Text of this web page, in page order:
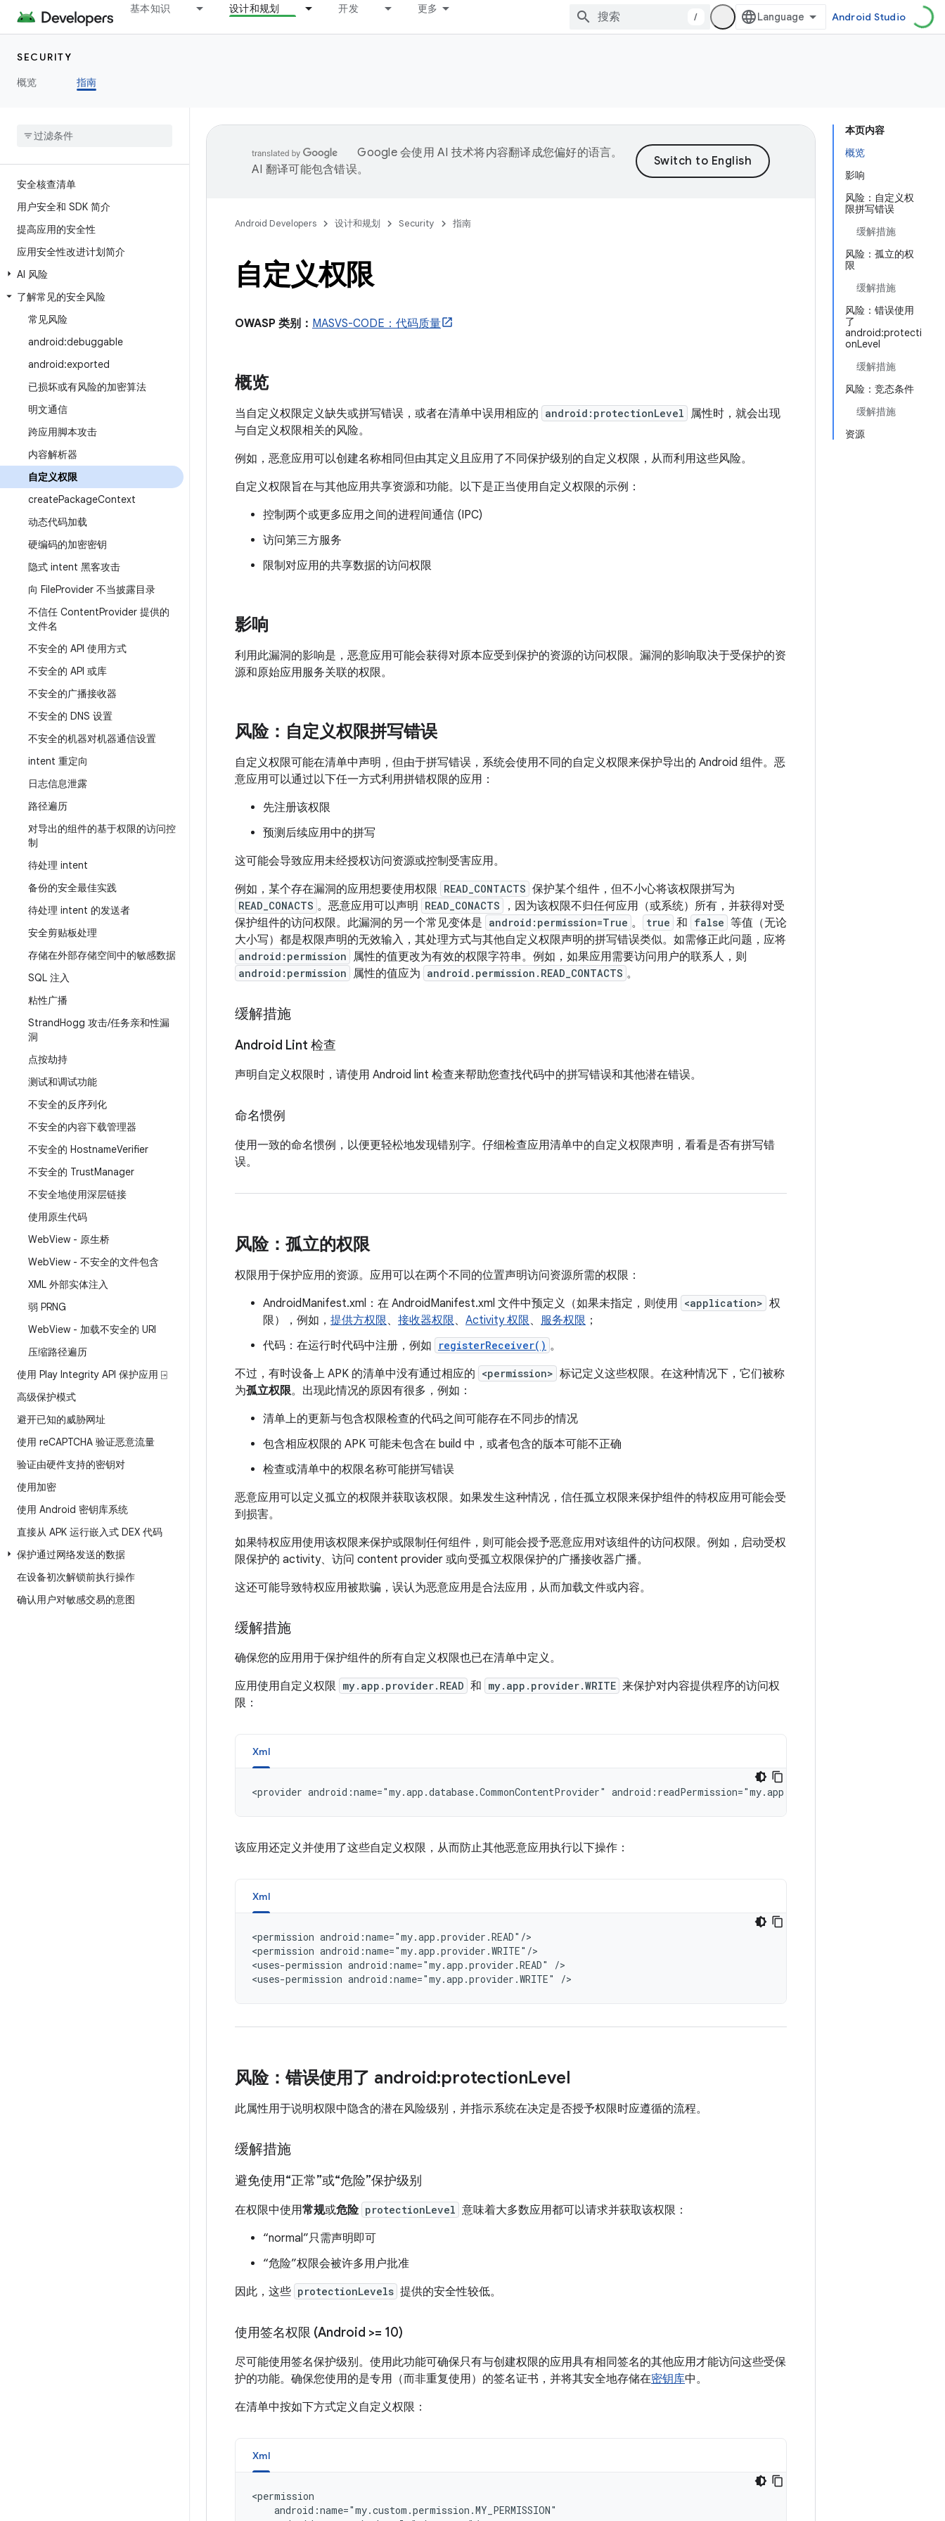
基本知识 设计和规划 开发 更多
/ Android Studio
SECURITY
概览
指南
安全核查清单
用户安全和 SDK 简介
提高应用的安全性
应用安全性改进计划简介
AI 风险
了解常见的安全风险
常见风险
android:debuggable
android:exported
已损坏或有风险的加密算法
明文通信
跨应用脚本攻击
内容解析器
自定义权限
createPackageContext
动态代码加载
硬编码的加密密钥
隐式 intent 黑客攻击
向 FileProvider 不当披露目录
不信任 ContentProvider 提供的
文件名
不安全的 API 使用方式
不安全的 API 或库
不安全的广播接收器
不安全的 DNS 设置
不安全的机器对机器通信设置
intent 重定向
日志信息泄露
路径遍历
对导出的组件的基于权限的访问控
制
待处理 intent
备份的安全最佳实践
待处理 intent 的发送者
安全剪贴板处理
存储在外部存储空间中的敏感数据
SQL 注入
粘性广播
StrandHogg 攻击/任务亲和性漏
洞
点按劫持
测试和调试功能
不安全的反序列化
不安全的内容下载管理器
不安全的 HostnameVerifier
不安全的 TrustManager
不安全地使用深层链接
使用原生代码
WebView - 原生桥
WebView - 不安全的文件包含
XML 外部实体注入
弱 PRNG
WebView - 加载不安全的 URI
压缩路径遍历
使用 Play Integrity API 保护应用 ⍈
高级保护模式
避开已知的威胁网址
使用 reCAPTCHA 验证恶意流量
验证由硬件支持的密钥对
使用加密
使用 Android 密钥库系统
直接从 APK 运行嵌入式 DEX 代码
保护通过网络发送的数据
在设备初次解锁前执行操作
确认用户对敏感交易的意图
本页内容
概览
影响
风险：自定义权
限拼写错误
缓解措施
风险：孤立的权
限
缓解措施
风险：错误使用
了
android:protecti
onLevel
缓解措施
风险：竞态条件
缓解措施
资源
Google 会使用 AI 技术将内容翻译成您偏好的语言。
AI 翻译可能包含错误。
Android Developers 设计和规划 Security 指南
自定义权限
OWASP 类别： MASVS-CODE：代码质量
概览
当自定义权限定义缺失或拼写错误，或者在清单中误用相应的 android:protectionLevel 属性时，就会出现
与自定义权限相关的风险。
例如，恶意应用可以创建名称相同但由其定义且应用了不同保护级别的自定义权限，从而利用这些风险。
自定义权限旨在与其他应用共享资源和功能。以下是正当使用自定义权限的示例：
控制两个或更多应用之间的进程间通信 (IPC)
访问第三方服务
限制对应用的共享数据的访问权限
影响
利用此漏洞的影响是，恶意应用可能会获得对原本应受到保护的资源的访问权限。漏洞的影响取决于受保护的资
源和原始应用服务关联的权限。
风险：自定义权限拼写错误
自定义权限可能在清单中声明，但由于拼写错误，系统会使用不同的自定义权限来保护导出的 Android 组件。恶
意应用可以通过以下任一方式利用拼错权限的应用：
先注册该权限
预测后续应用中的拼写
这可能会导致应用未经授权访问资源或控制受害应用。
例如，某个存在漏洞的应用想要使用权限 READ_CONTACTS 保护某个组件，但不小心将该权限拼写为
READ_CONACTS 。恶意应用可以声明 READ_CONACTS
，因为该权限不归任何应用（或系统）所有，并获得对受
保护组件的访问权限。此漏洞的另一个常见变体是 android:permission=True 。 true 和 false 等值（无论
大小写）都是权限声明的无效输入，其处理方式与其他自定义权限声明的拼写错误类似。如需修正此问题，应将
android:permission 属性的值更改为有效的权限字符串。例如，如果应用需要访问用户的联系人，则
android:permission 属性的值应为 android.permission.READ_CONTACTS 。
缓解措施
Android Lint 检查
声明自定义权限时，请使用 Android lint 检查来帮助您查找代码中的拼写错误和其他潜在错误。
命名惯例
使用一致的命名惯例，以便更轻松地发现错别字。仔细检查应用清单中的自定义权限声明，看看是否有拼写错
误。
风险：孤立的权限
权限用于保护应用的资源。应用可以在两个不同的位置声明访问资源所需的权限：
AndroidManifest.xml：在 AndroidManifest.xml 文件中预定义（如果未指定，则使用 <application> 权
限），例如， 提供方权限、 接收器权限、 Activity 权限、 服务权限 ；
代码：在运行时代码中注册，例如
registerReceiver() 。
不过，有时设备上 APK 的清单中没有通过相应的 <permission> 标记定义这些权限。在这种情况下，它们被称
为孤立权限。出现此情况的原因有很多，例如：
清单上的更新与包含权限检查的代码之间可能存在不同步的情况
包含相应权限的 APK 可能未包含在 build 中，或者包含的版本可能不正确
检查或清单中的权限名称可能拼写错误
恶意应用可以定义孤立的权限并获取该权限。如果发生这种情况，信任孤立权限来保护组件的特权应用可能会受
到损害。
如果特权应用使用该权限来保护或限制任何组件，则可能会授予恶意应用对该组件的访问权限。例如，启动受权
限保护的 activity、访问 content provider 或向受孤立权限保护的广播接收器广播。
这还可能导致特权应用被欺骗，误认为恶意应用是合法应用，从而加载文件或内容。
缓解措施
确保您的应用用于保护组件的所有自定义权限也已在清单中定义。
应用使用自定义权限 my.app.provider.READ 和 my.app.provider.WRITE 来保护对内容提供程序的访问权
限：
Xml
<provider android:name="my.app.database.CommonContentProvider" android:readPermission="my.app.provider.READ"
该应用还定义并使用了这些自定义权限，从而防止其他恶意应用执行以下操作：
Xml
<permission android:name="my.app.provider.READ"/>
<permission android:name="my.app.provider.WRITE"/>
<uses-permission android:name="my.app.provider.READ"
/>
<uses-permission android:name="my.app.provider.WRITE"
风险：错误使用了 android:protectionLevel
此属性用于说明权限中隐含的潜在风险级别，并指示系统在决定是否授予权限时应遵循的流程。
缓解措施
避免使用“正常”或“危险”保护级别
在权限中使用常规或危险 protectionLevel 意味着大多数应用都可以请求并获取该权限：
“normal”只需声明即可
“危险”权限会被许多用户批准
因此，这些 protectionLevels 提供的安全性较低。
使用签名权限 (Android >= 10)
尽可能使用签名保护级别。使用此功能可确保只有与创建权限的应用具有相同签名的其他应用才能访问这些受保
护的功能。确保您使用的是专用（而非重复使用）的签名证书，并将其安全地存储在密钥库中。
在清单中按如下方式定义自定义权限：
Xml